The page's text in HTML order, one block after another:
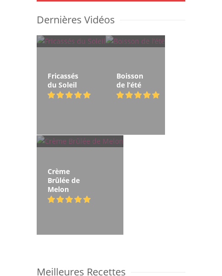
Dernières Vidéos
Fricassés
du Soleil
Boisson
de l’été
Crème
Brûlée de
Melon
Meilleures Recettes